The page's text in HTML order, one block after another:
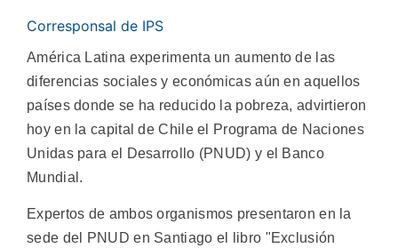
Corresponsal de IPS
América Latina experimenta un aumento de las
diferencias sociales y económicas aún en aquellos
países donde se ha reducido la pobreza, advirtieron
hoy en la capital de Chile el Programa de Naciones
Unidas para el Desarrollo (PNUD) y el Banco
Mundial.
Expertos de ambos organismos presentaron en la
sede del PNUD en Santiago el libro "Exclusión